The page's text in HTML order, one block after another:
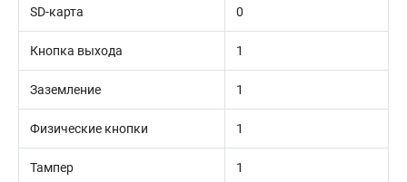
SD-карта 0
Кнопка выхода 1
Заземление 1
Физические кнопки 1
Тампер 1